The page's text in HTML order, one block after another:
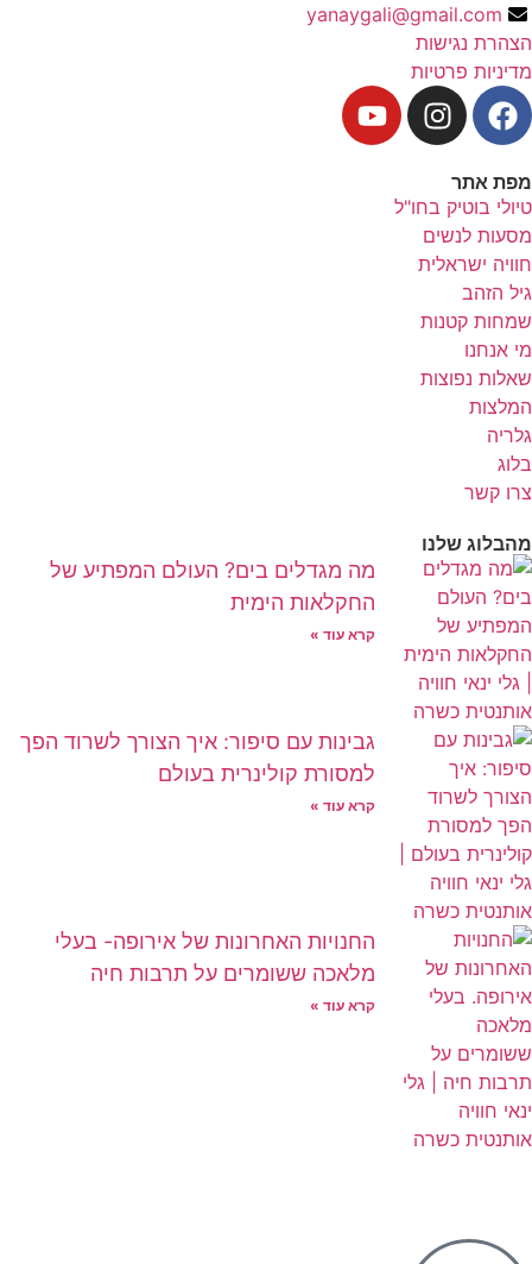
yanaygali@gmail.com
הצהרת נגישות
מדיניות פרטיות
מפת אתר
טיולי בוטיק בחו"ל
מסעות לנשים
חוויה ישראלית
גיל הזהב
שמחות קטנות
מי אנחנו
שאלות נפוצות
המלצות
גלריה
בלוג
צרו קשר
מהבלוג שלנו
מה מגדלים בים? העולם המפתיע של
החקלאות הימית
קרא עוד »
גבינות עם סיפור: איך הצורך לשרוד הפך
למסורת קולינרית בעולם
קרא עוד »
החנויות האחרונות של אירופה- בעלי
מלאכה ששומרים על תרבות חיה
קרא עוד »